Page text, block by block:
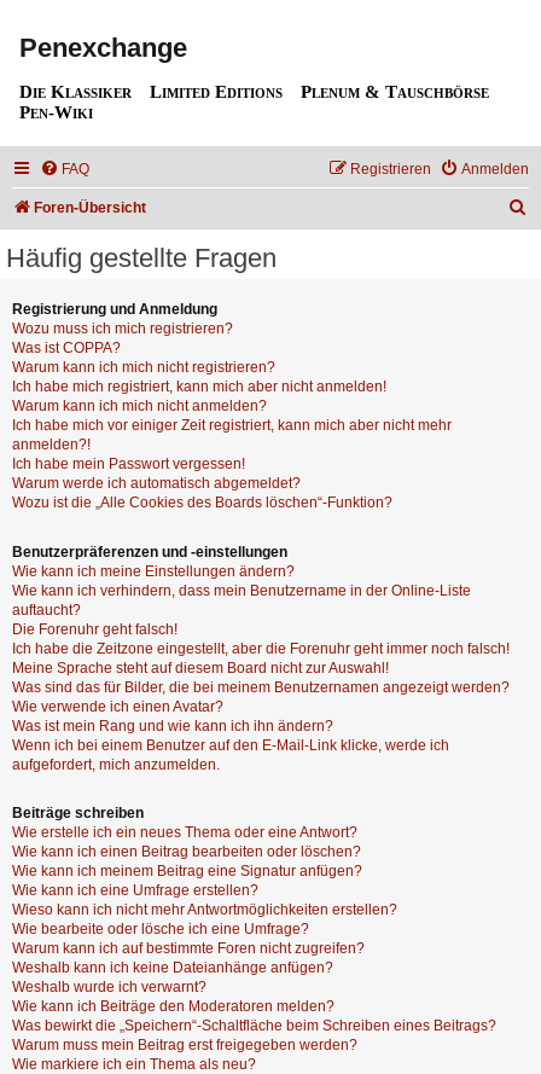
Penexchange
Die Klassiker Limited Editions
Plenum & Tauschbörse
Pen-Wiki
FAQ Anmelden
Registrieren
Foren-Übersicht
Häufig gestellte Fragen
Registrierung und Anmeldung
Wozu muss ich mich registrieren?
Was ist COPPA?
Warum kann ich mich nicht registrieren?
Ich habe mich registriert, kann mich aber nicht anmelden!
Warum kann ich mich nicht anmelden?
Ich habe mich vor einiger Zeit registriert, kann mich aber nicht mehr
anmelden?!
Ich habe mein Passwort vergessen!
Warum werde ich automatisch abgemeldet?
Wozu ist die „Alle Cookies des Boards löschen“-Funktion?
Benutzerpräferenzen und -einstellungen
Wie kann ich meine Einstellungen ändern?
Wie kann ich verhindern, dass mein Benutzername in der Online-Liste
auftaucht?
Die Forenuhr geht falsch!
Ich habe die Zeitzone eingestellt, aber die Forenuhr geht immer noch falsch!
Meine Sprache steht auf diesem Board nicht zur Auswahl!
Was sind das für Bilder, die bei meinem Benutzernamen angezeigt werden?
Wie verwende ich einen Avatar?
Was ist mein Rang und wie kann ich ihn ändern?
Wenn ich bei einem Benutzer auf den E-Mail-Link klicke, werde ich
aufgefordert, mich anzumelden.
Beiträge schreiben
Wie erstelle ich ein neues Thema oder eine Antwort?
Wie kann ich einen Beitrag bearbeiten oder löschen?
Wie kann ich meinem Beitrag eine Signatur anfügen?
Wie kann ich eine Umfrage erstellen?
Wieso kann ich nicht mehr Antwortmöglichkeiten erstellen?
Wie bearbeite oder lösche ich eine Umfrage?
Warum kann ich auf bestimmte Foren nicht zugreifen?
Weshalb kann ich keine Dateianhänge anfügen?
Weshalb wurde ich verwarnt?
Wie kann ich Beiträge den Moderatoren melden?
Was bewirkt die „Speichern“-Schaltfläche beim Schreiben eines Beitrags?
Warum muss mein Beitrag erst freigegeben werden?
Wie markiere ich ein Thema als neu?